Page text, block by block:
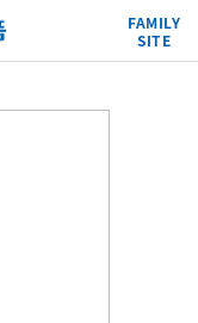
FAMILY
SITE